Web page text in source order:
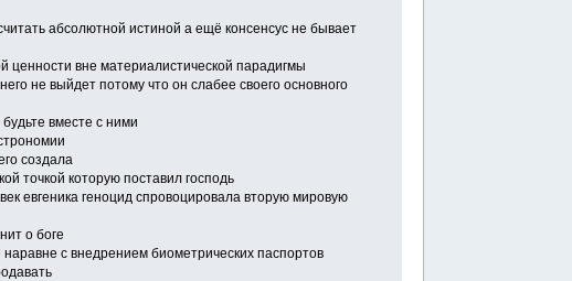
абсолютной истиной а ещё консенсус не бывает
ценности вне материалистической парадигмы
не выйдет потому что он слабее своего основного
вместе с ними
создала
точкой которую поставил господь
евгеника геноцид спровоцировала вторую мировую
о боге
с внедрением биометрических паспортов